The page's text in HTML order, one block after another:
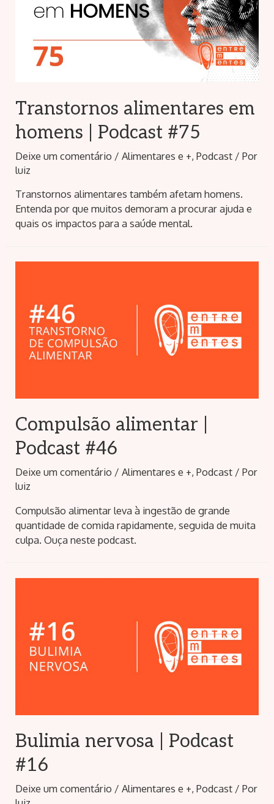
Transtornos alimentares em
homens | Podcast #75
Deixe um comentário /Alimentares e +,Podcast / Por
luiz
Transtornos alimentares também afetam homens.
Entenda por que muitos demoram a procurar ajuda e
quais os impactos para a saúde mental.
Compulsão alimentar |
Podcast #46
Deixe um comentário /Alimentares e +,Podcast / Por
luiz
Compulsão alimentar leva à ingestão de grande
quantidade de comida rapidamente, seguida de muita
culpa. Ouça neste podcast.
Bulimia nervosa | Podcast
#16
Deixe um comentário /Alimentares e +,Podcast / Por